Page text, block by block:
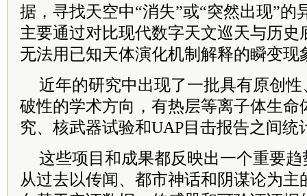
据，寻找天空中“消失”或“突然出现”的
主要通过对比现代数字天文巡天与历史
无法用已知天体演化机制解释的瞬变现
近年的研究中出现了一批具有原创
破性的学术方向，有热层等离子体生命
究、核武器试验和UAP目击报告之间统
这些项目和成果都反映出一个重要
从过去以传闻、都市神话和阴谋论为主